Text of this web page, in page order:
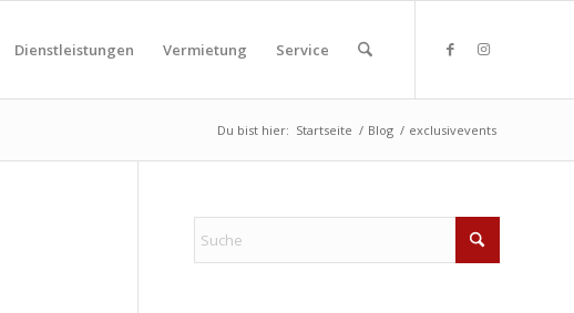
Dienstleistungen Vermietung Service
Du bist hier: Startseite / Blog / exclusivevents